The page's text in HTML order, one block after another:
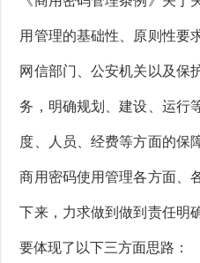
用管理的基础性、原则性要
网信部门、公安机关以及保
务，明确规划、建设、运行
度、人员、经费等方面的保
商用密码使用管理各方面、
下来，力求做到做到责任明
要体现了以下三方面思路：